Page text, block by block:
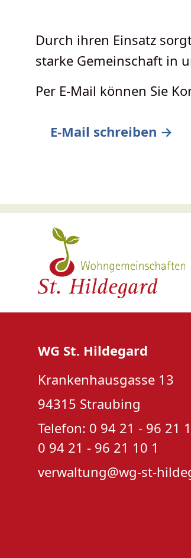
Durch ihren Einsatz
starke Gemeinschaft in
Per E-Mail können Sie
E-Mail schreiben →
WG St. Hildegard
Krankenhausgasse 13
94315 Straubing
Telefon: 0 94 21 - 96 21
0 94 21 - 96 21 10 1
verwaltung@wg-st-